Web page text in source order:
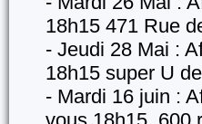
18h15 471 Rue
- Jeudi 28 Mai :
18h15 super U
- Mardi 16 juin :